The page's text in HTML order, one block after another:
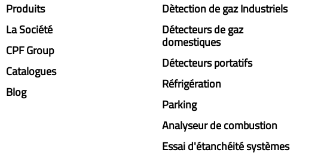
Produits
La Société
CPF Group
Catalogues
Blog
Dètection de gaz Industriels
Détecteurs de gaz
domestiques
Détecteurs portatifs
Réfrigération
Parking
Analyseur de combustion
Essai d'étanchéité systèmes